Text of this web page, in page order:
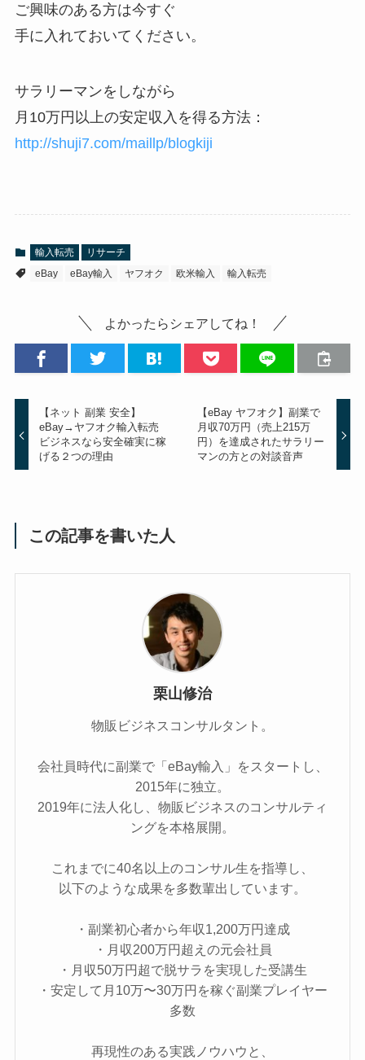
ご興味のある方は今すぐ
手に入れておいてください。
サラリーマンをしながら
月10万円以上の安定収入を得る方法：
http://shuji7.com/maillp/blogkiji
輸入転売
リサーチ
eBay
eBay輸入 ヤフオク 欧米輸入 輸入転売
よかったらシェアしてね！
【ネット 副業 安全】
eBay→ヤフオク輸入転売
ビジネスなら安全確実に稼
げる２つの理由
【eBay ヤフオク】副業で
月収70万円（売上215万
円）を達成されたサラリー
マンの方との対談音声
この記事を書いた人
栗山修治
物販ビジネスコンサルタント。
会社員時代に副業で「eBay輸入」をスタートし、
2015年に独立。
2019年に法人化し、物販ビジネスのコンサルティ
ングを本格展開。
これまでに40名以上のコンサル生を指導し、
以下のような成果を多数輩出しています。
・副業初心者から年収1,200万円達成
・月収200万円超えの元会社員
・月収50万円超で脱サラを実現した受講生
・安定して月10万〜30万円を稼ぐ副業プレイヤー
多数
再現性のある実践ノウハウと、